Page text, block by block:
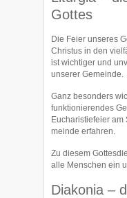
Gottes
Die Feier unseres
Christus in den
ist wichtiger und
unserer Gemeinde.
Ganz besonders
funktionierendes
Eucharistiefeier
meinde erfah­ren.
Zu diesem
alle Menschen ein
Diakonia –